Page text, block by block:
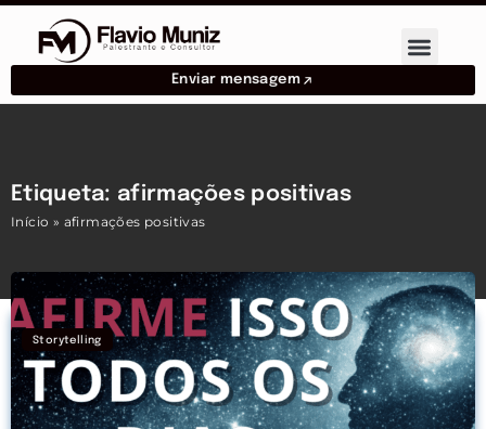
Enviar mensagem
Etiqueta: afirmações positivas
Início » afirmações positivas
Storytelling